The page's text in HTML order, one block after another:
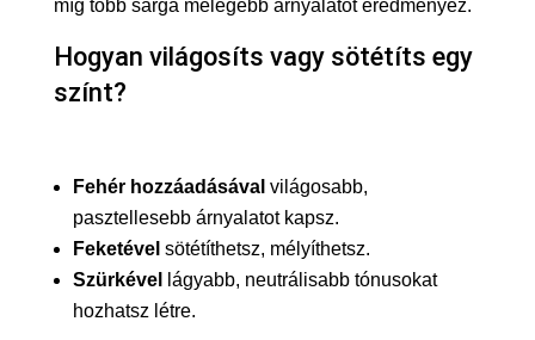
míg több sárga melegebb árnyalatot eredményez.
Hogyan világosíts vagy sötétíts egy
színt?
Fehér hozzáadásával világosabb,
pasztellesebb árnyalatot kapsz.
Feketével sötétíthetsz, mélyíthetsz.
Szürkével
lágyabb, neutrálisabb tónusokat
hozhatsz létre.